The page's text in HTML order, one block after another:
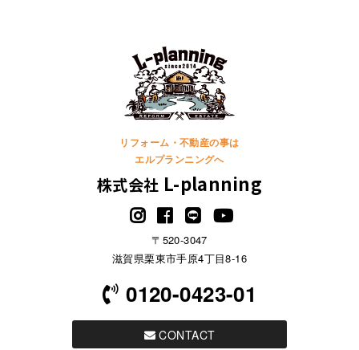
リフォーム・不動産の事は
エルプランニングへ
株式会社 L-planning
〒520-3047
滋賀県栗東市手原4丁目8-16
0120-0423-01
CONTACT